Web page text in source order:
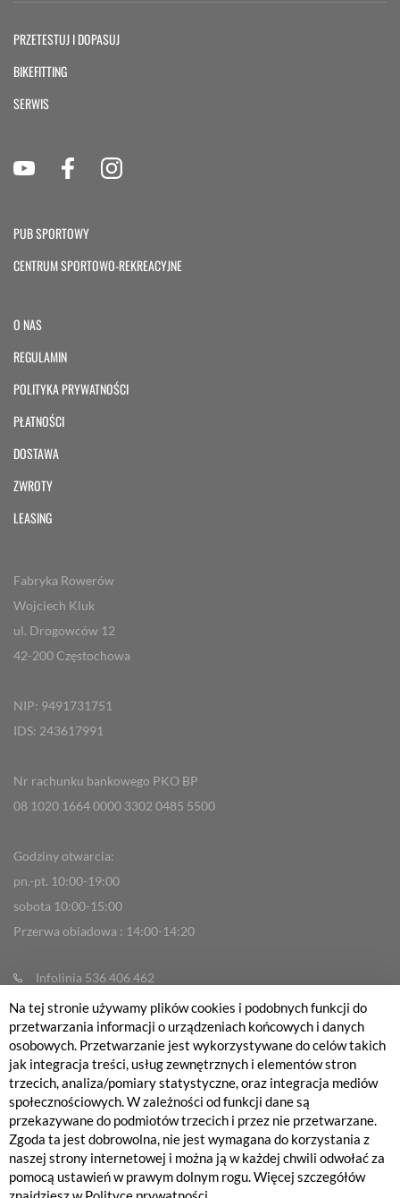
PRZETESTUJ I DOPASUJ
BIKEFITTING
SERWIS
PUB SPORTOWY
CENTRUM SPORTOWO-REKREACYJNE
O NAS
REGULAMIN
POLITYKA PRYWATNOŚCI
PŁATNOŚCI
DOSTAWA
ZWROTY
LEASING
Fabryka Rowerów
Wojciech Kluk
ul. Drogowców 12
42-200 Częstochowa
NIP: 9491731751
IDS: 243617991
Nr rachunku bankowego PKO BP
08 1020 1664 0000 3302 0485 5500
Godziny otwarcia:
pn.-pt. 10:00-19:00
sobota 10:00-15:00
Przerwa obiadowa : 14:00-14:20
Infolinia 536 406 462
info@fabrykarowerow.com
Reklamacje
sklep@fabrykarowerow.com
Serwis 505 700 393
serwis@fabrykarowerow.com
Bikefitting 451 159 109
fitting@fabrykarowerow.com
Na tej stronie używamy plików cookies i podobnych funkcji do
przetwarzania informacji o urządzeniach końcowych i danych
osobowych. Przetwarzanie jest wykorzystywane do celów takich
jak integracja treści, usług zewnętrznych i elementów stron
trzecich, analiza/pomiary statystyczne, oraz integracja mediów
społecznościowych. W zależności od funkcji dane są
przekazywane do podmiotów trzecich i przez nie przetwarzane.
Zgoda ta jest dobrowolna, nie jest wymagana do korzystania z
naszej strony internetowej i można ją w każdej chwili odwołać za
pomocą ustawień w prawym dolnym rogu. Więcej szczegółów